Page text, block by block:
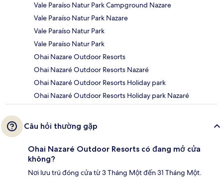
Vale Paraíso Natur Park Campground Nazare
Vale Paraíso Natur Park Nazare
Vale Paraíso Natur Park
Vale Paraíso Natur Park
Ohai Nazare Outdoor Resorts
Ohai Nazaré Outdoor Resorts Nazaré
Ohai Nazaré Outdoor Resorts Holiday park
Ohai Nazaré Outdoor Resorts Holiday park Nazaré
Câu hỏi thường gặp
Ohai Nazaré Outdoor Resorts có đang mở cửa
không?
Nơi lưu trú đóng cửa từ 3 Tháng Một đến 31 Tháng Một.